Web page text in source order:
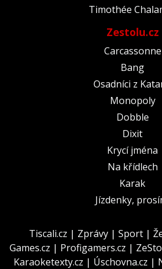
Timothée
Zestolu.cz
Carcassonne
Bang
Osadníci z
Monopoly
Dobble
Dixit
Krycí jména
Na křídlech
Karak
Jízdenky,
Tiscali.cz | Zprávy | Sport |
Games.cz | Profigamers.cz |
Karaoketexty.cz | Úschovna.cz |